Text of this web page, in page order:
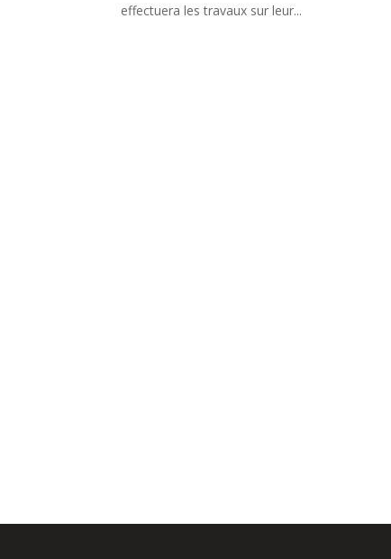
effectuera les travaux sur leur...